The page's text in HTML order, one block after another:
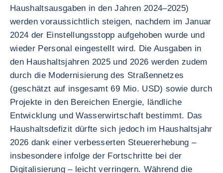
Haushaltsausgaben in den Jahren 2024–2025)
werden voraussichtlich steigen, nachdem im Januar
2024 der Einstellungsstopp aufgehoben wurde und
wieder Personal eingestellt wird. Die Ausgaben in
den Haushaltsjahren 2025 und 2026 werden zudem
durch die Modernisierung des Straßennetzes
(geschätzt auf insgesamt 69 Mio. USD) sowie durch
Projekte in den Bereichen Energie, ländliche
Entwicklung und Wasserwirtschaft bestimmt. Das
Haushaltsdefizit dürfte sich jedoch im Haushaltsjahr
2026 dank einer verbesserten Steuererhebung –
insbesondere infolge der Fortschritte bei der
Digitalisierung – leicht verringern. Während die